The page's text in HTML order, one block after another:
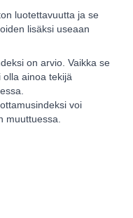
luotettavuutta ja se
lisäksi useaan
on arvio. Vaikka se
ainoa tekijä
voi
muuttuessa.